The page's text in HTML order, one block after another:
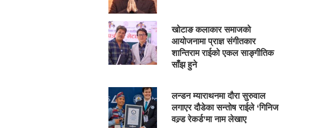
खोटाङ कलाकार समाजको
आयोजनामा प्राज्ञ संगीतकार
शान्तिराम राईको एकल साङ्गीतिक
साँझ हुने
लन्डन म्याराथनमा दौरा सुरुवाल
लगाएर दौडेका सन्तोष राईले ‘गिनिज
वल्र्ड रेकर्ड’मा नाम लेखाए